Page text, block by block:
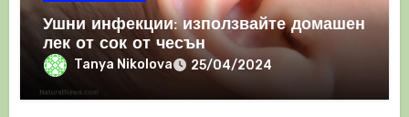
Ушни инфекции: използвайте домашен
лек от сок от чесън
Tanya Nikolova 25/04/2024